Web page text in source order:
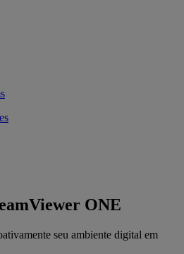
ONE
seu ambiente digital em